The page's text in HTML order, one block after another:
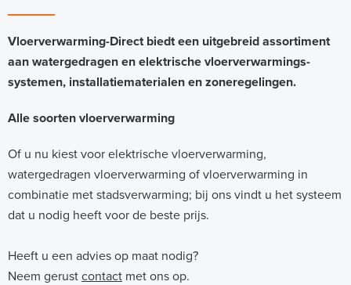
Vloerverwarming-Direct biedt een uitgebreid assortiment
aan watergedragen en elektrische vloerverwarmings-
systemen, installatiematerialen en zoneregelingen.
Alle soorten vloerverwarming
Of u nu kiest voor elektrische vloerverwarming,
watergedragen vloerverwarming of vloerverwarming in
combinatie met stadsverwarming; bij ons vindt u het systeem
dat u nodig heeft voor de beste prijs.
Heeft u een advies op maat nodig?
Neem gerust contact met ons op.